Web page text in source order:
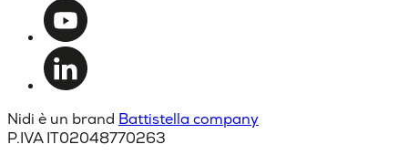
Nidi è un brand Battistella company
P.IVA IT02048770263